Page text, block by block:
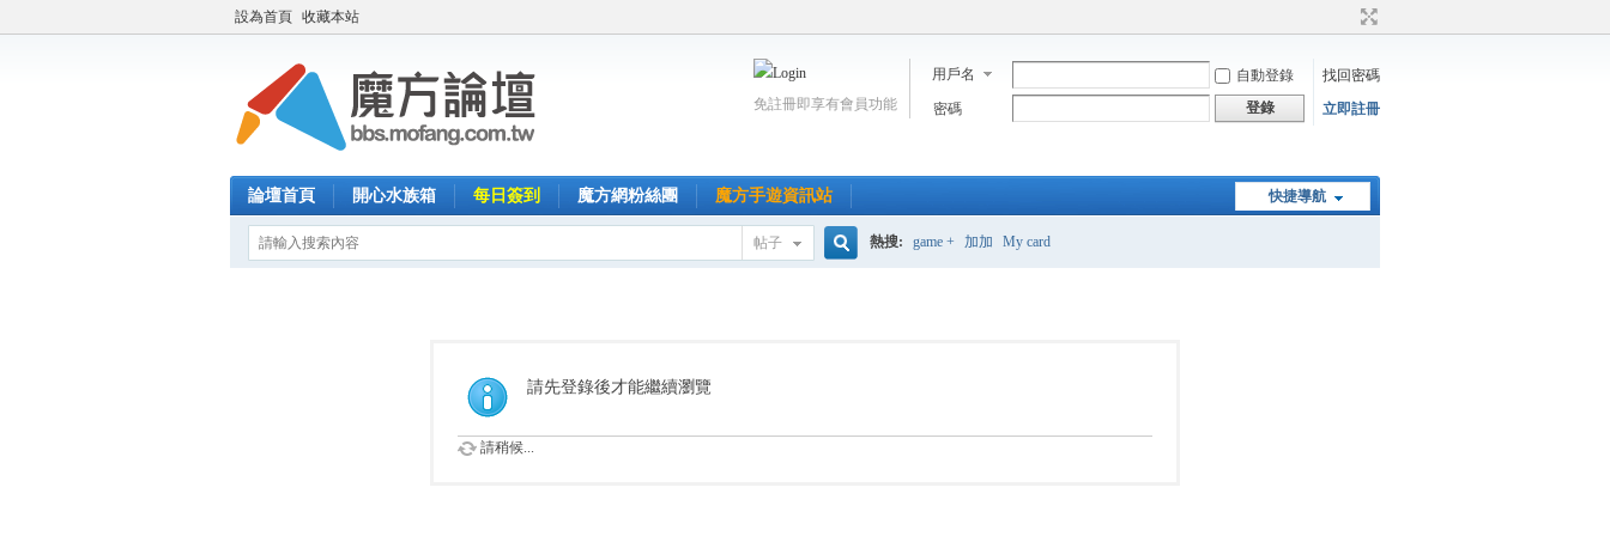
設為首頁 收藏本站
用戶名 自動登錄
找回密碼
密碼
登錄 立即註冊
免註冊即享有會員功能
快捷導航
論壇首頁 開心水族箱 每日簽到 魔方網粉絲團 魔方手遊資訊站
帖子 熱搜: game + 加加 My card
請先登錄後才能繼續瀏覽
請稍候...